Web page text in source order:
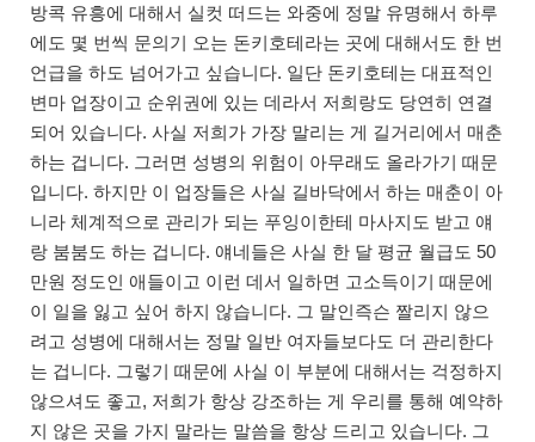
방콕 유흥에 대해서 실컷 떠드는 와중에 정말 유명해서 하루
에도 몇 번씩 문의기 오는 돈키호테라는 곳에 대해서도 한 번
언급을 하도 넘어가고 싶습니다. 일단 돈키호테는 대표적인
변마 업장이고 순위권에 있는 데라서 저희랑도 당연히 연결
되어 있습니다. 사실 저희가 가장 말리는 게 길거리에서 매춘
하는 겁니다. 그러면 성병의 위험이 아무래도 올라가기 때문
입니다. 하지만 이 업장들은 사실 길바닥에서 하는 매춘이 아
니라 체계적으로 관리가 되는 푸잉이한테 마사지도 받고 얘
랑 붐붐도 하는 겁니다. 얘네들은 사실 한 달 평균 월급도 50
만원 정도인 애들이고 이런 데서 일하면 고소득이기 때문에
이 일을 잃고 싶어 하지 않습니다. 그 말인즉슨 짤리지 않으
려고 성병에 대해서는 정말 일반 여자들보다도 더 관리한다
는 겁니다. 그렇기 때문에 사실 이 부분에 대해서는 걱정하지
않으셔도 좋고, 저희가 항상 강조하는 게 우리를 통해 예약하
지 않은 곳을 가지 말라는 말씀을 항상 드리고 있습니다. 그